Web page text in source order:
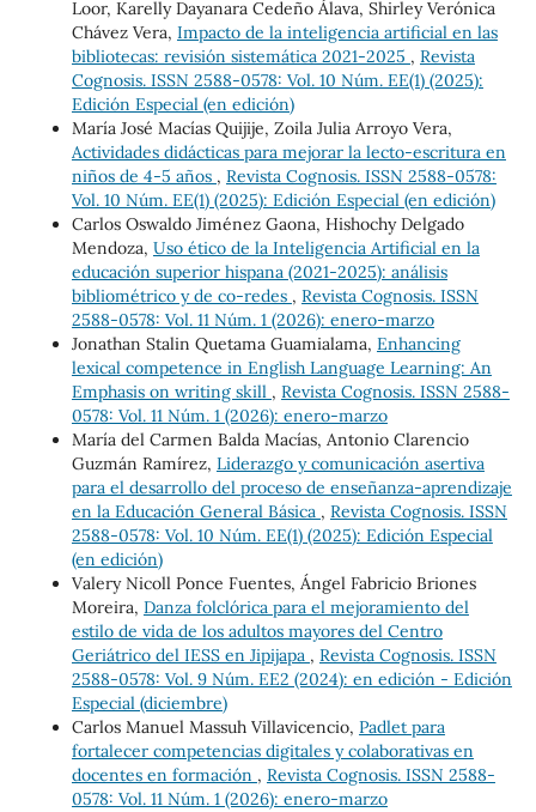
Loor, Karelly Dayanara Cedeño Álava, Shirley Verónica
Chávez Vera, Impacto de la inteligencia artificial en las
bibliotecas: revisión sistemática 2021-2025 , Revista
Cognosis. ISSN 2588-0578: Vol. 10 Núm. EE(1) (2025):
Edición Especial (en edición)
María José Macías Quijije, Zoila Julia Arroyo Vera,
Actividades didácticas para mejorar la lecto-escritura en
niños de 4-5 años , Revista Cognosis. ISSN 2588-0578:
Vol. 10 Núm. EE(1) (2025): Edición Especial (en edición)
Carlos Oswaldo Jiménez Gaona, Hishochy Delgado
Mendoza, Uso ético de la Inteligencia Artificial en la
educación superior hispana (2021-2025): análisis
bibliométrico y de co-redes , Revista Cognosis. ISSN
2588-0578: Vol. 11 Núm. 1 (2026): enero-marzo
Jonathan Stalin Quetama Guamialama, Enhancing
lexical competence in English Language Learning: An
Emphasis on writing skill , Revista Cognosis. ISSN 2588-
0578: Vol. 11 Núm. 1 (2026): enero-marzo
María del Carmen Balda Macías, Antonio Clarencio
Guzmán Ramírez, Liderazgo y comunicación asertiva
para el desarrollo del proceso de enseñanza-aprendizaje
en la Educación General Básica , Revista Cognosis. ISSN
2588-0578: Vol. 10 Núm. EE(1) (2025): Edición Especial
(en edición)
Valery Nicoll Ponce Fuentes, Ángel Fabricio Briones
Moreira, Danza folclórica para el mejoramiento del
estilo de vida de los adultos mayores del Centro
Geriátrico del IESS en Jipijapa , Revista Cognosis. ISSN
2588-0578: Vol. 9 Núm. EE2 (2024): en edición - Edición
Especial (diciembre)
Carlos Manuel Massuh Villavicencio, Padlet para
fortalecer competencias digitales y colaborativas en
docentes en formación , Revista Cognosis. ISSN 2588-
0578: Vol. 11 Núm. 1 (2026): enero-marzo